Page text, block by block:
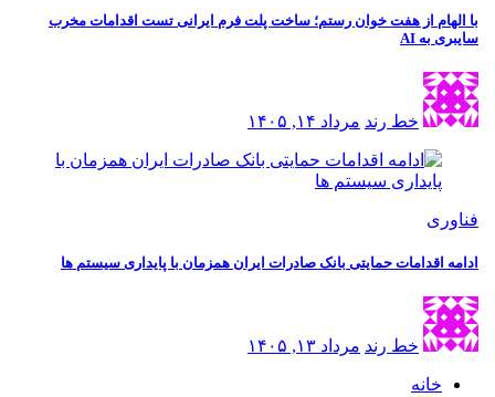
با الهام از هفت خوان رستم؛ ساخت پلت فرم ایرانی تست اقدامات مخرب
سایبری به AI
خط رند مرداد ۱۴, ۱۴۰۵
فناوری
ادامه اقدامات حمایتی بانک صادرات ایران همزمان با پایداری سیستم ها
خط رند مرداد ۱۳, ۱۴۰۵
خانه